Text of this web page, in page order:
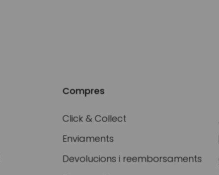
Compres
Click & Collect
Enviaments
Devolucions i reemborsaments